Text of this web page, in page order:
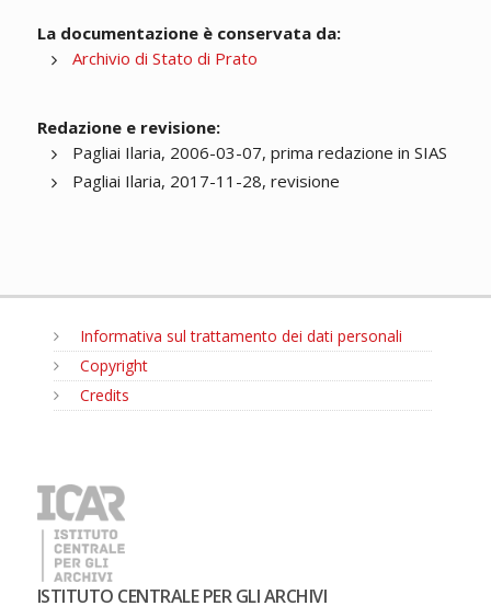
La documentazione è conservata da:
Archivio di Stato di Prato
Redazione e revisione:
Pagliai Ilaria, 2006-03-07, prima redazione in SIAS
Pagliai Ilaria, 2017-11-28, revisione
Informativa sul trattamento dei dati personali
Copyright
Credits
ISTITUTO CENTRALE PER GLI ARCHIVI